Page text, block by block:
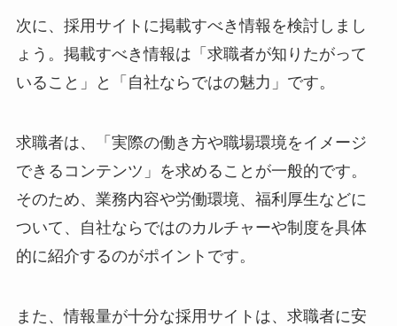
次に、採用サイトに掲載すべき情報を検討しまし
ょう。掲載すべき情報は「求職者が知りたがって
いること」と「自社ならではの魅力」です。
求職者は、「実際の働き方や職場環境をイメージ
できるコンテンツ」を求めることが一般的です。
そのため、業務内容や労働環境、福利厚生などに
ついて、自社ならではのカルチャーや制度を具体
的に紹介するのがポイントです。
また、情報量が十分な採用サイトは、求職者に安